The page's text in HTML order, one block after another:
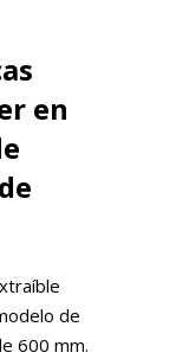
en
de
de
600 mm.